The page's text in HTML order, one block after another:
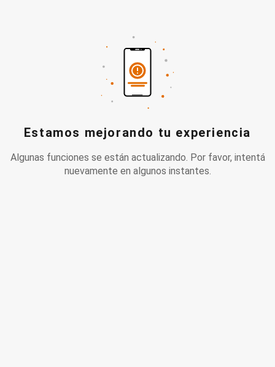
Estamos mejorando tu experiencia
Algunas funciones se están actualizando. Por favor, intentá
nuevamente en algunos instantes.